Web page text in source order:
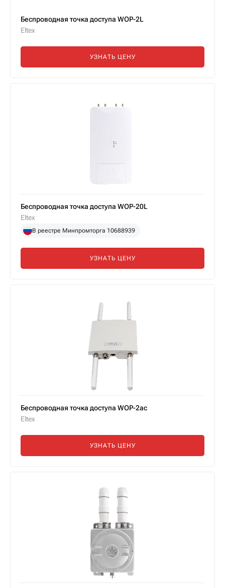
Беспроводная точка доступа WOP-2L
Eltex
УЗНАТЬ ЦЕНУ
Беспроводная точка доступа WOP-20L
Eltex
В реестре Минпромторга 10688939
УЗНАТЬ ЦЕНУ
Беспроводная точка доступа WOP-2ac
Eltex
УЗНАТЬ ЦЕНУ